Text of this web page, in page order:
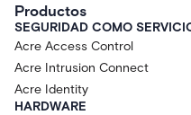
Productos
SEGURIDAD COMO
Acre Access Control
Acre Intrusion Connect
Acre Identity
HARDWARE